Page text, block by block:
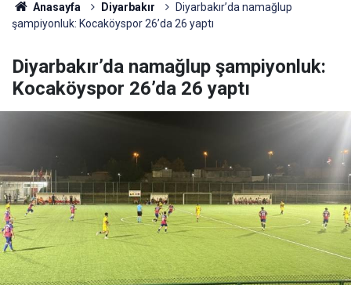
Anasayfa Diyarbakır
Diyarbakır’da namağlup
şampiyonluk: Kocaköyspor 26’da 26 yaptı
Diyarbakır’da namağlup şampiyonluk:
Kocaköyspor 26’da 26 yaptı